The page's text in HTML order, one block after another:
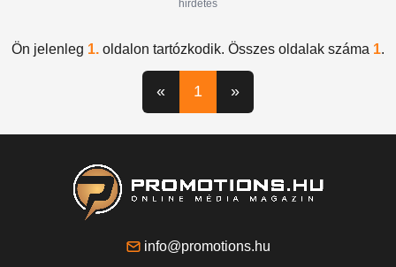
hirdetés
Ön jelenleg 1. oldalon tartózkodik. Összes oldalak száma 1.
« 1 »
info@promotions.hu